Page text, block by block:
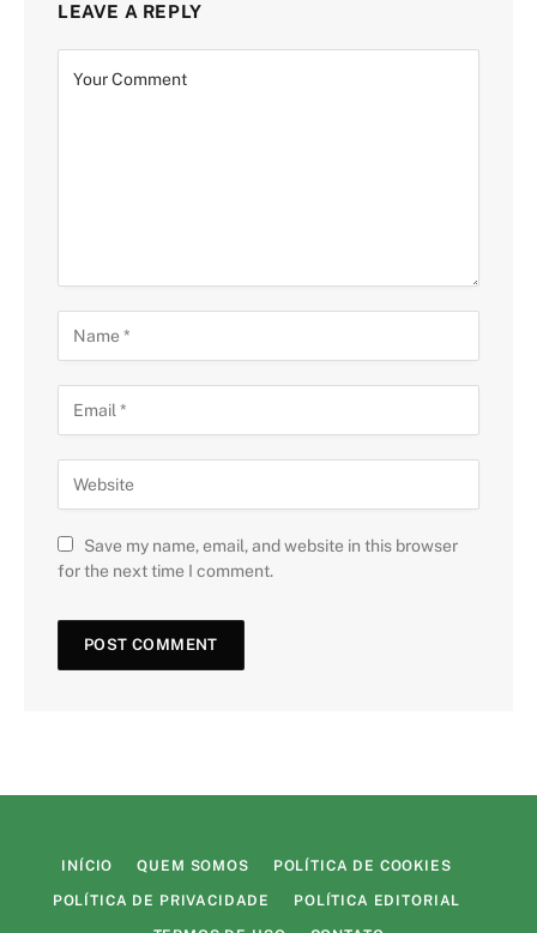
LEAVE A REPLY
Save my name, email, and website in this browser
for the next time I comment.
INÍCIO QUEM SOMOS POLÍTICA DE COOKIES
POLÍTICA DE PRIVACIDADE POLÍTICA EDITORIAL